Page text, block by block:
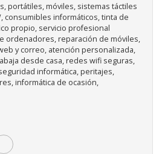
portátiles, móviles, sistemas táctiles
consumibles informáticos, tinta de
propio, servicio profesional
ordenadores, reparación de móviles,
y correo, atención personalizada,
desde casa, redes wifi seguras,
informática, peritajes,
informática de ocasión,